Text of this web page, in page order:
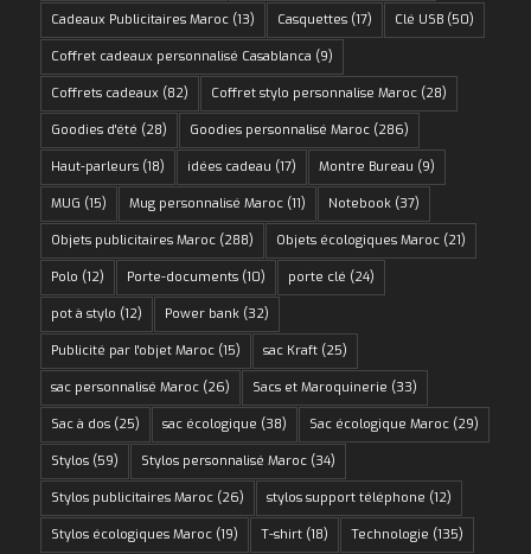
Cadeaux Publicitaires Maroc(13) Casquettes(17) Clé USB(50)
Coffret cadeaux personnalisé Casablanca (9)
Coffrets cadeaux (82) Coffret stylo personnalise Maroc(28)
Goodies d'été (28) Goodies personnalisé Maroc(286)
Haut-parleurs(18) idées cadeau (17) Montre Bureau (9)
MUG (15) Mug personnalisé Maroc(11) Notebook(37)
Objets publicitaires Maroc(288) Objets écologiques Maroc(21)
Polo (12) Porte-documents(10) porte clé (24)
pot à stylo (12) Power bank(32)
Publicité par l'objet Maroc(15) sac Kraft(25)
sac personnalisé Maroc(26) Sacs et Maroquinerie (33)
Sac à dos(25) sac écologique (38) Sac écologique Maroc(29)
Stylos(59) Stylos personnalisé Maroc(34)
Stylos publicitaires Maroc(26) stylos support téléphone (12)
Stylos écologiques Maroc(19) T-shirt(18) Technologie (135)